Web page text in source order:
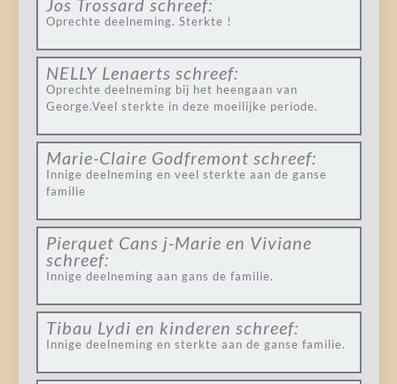
Jos Trossard schreef:
Oprechte deelneming. Sterkte !
NELLY Lenaerts schreef:
Oprechte deelneming bij het heengaan van
George.Veel sterkte in deze moeilijke periode.
Marie-Claire Godfremont schreef:
Innige deelneming en veel sterkte aan de ganse
familie
Pierquet Cans j-Marie en Viviane
schreef:
Innige deelneming aan gans de familie.
Tibau Lydi en kinderen schreef:
Innige deelneming en sterkte aan de ganse familie.